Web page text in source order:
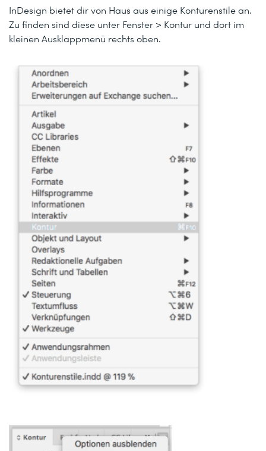
InDesign bietet dir von Haus aus einige Konturenstile an.
Zu finden sind diese unter Fenster > Kontur und dort im
kleinen Ausklappmenü rechts oben.